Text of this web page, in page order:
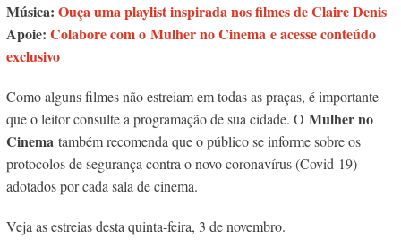
Música: Ouça uma playlist inspirada nos filmes de Claire Denis
Apoie: Colabore com o Mulher no Cinema e acesse conteúdo
exclusivo
Como alguns filmes não estreiam em todas as praças, é importante
que o leitor consulte a programação de sua cidade. O Mulher no
Cinematambém recomenda que o público se informe sobre os
protocolos de segurança contra o novo coronavírus (Covid-19)
adotados por cada sala de cinema.
Veja as estreias desta quinta-feira, 3 de novembro.